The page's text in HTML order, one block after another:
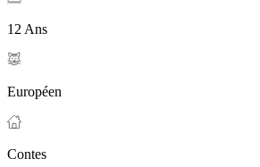
12 Ans
Européen
Contes